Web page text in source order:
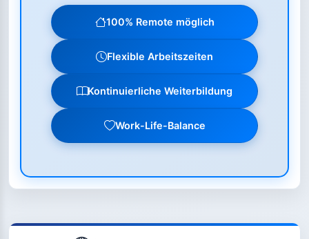
100% Remote möglich
Flexible Arbeitszeiten
Kontinuierliche Weiterbildung
Work-Life-Balance